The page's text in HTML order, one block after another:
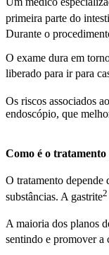
primeira parte do
Durante o
O exame dura em
liberado para ir para
Os riscos associados
endoscópio, que
Como é o tratamento
O tratamento depende
substâncias. A gastrite2
A maioria dos planos
sentindo e promover a